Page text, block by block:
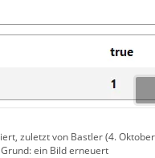
zuletzt von Bastler (4.
ein Bild erneuert